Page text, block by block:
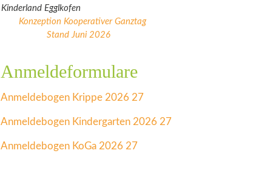
Kinderland Egglkofen
Konzeption Kooperativer Ganztag
Stand Juni 2026
Anmeldeformulare
Anmeldebogen Krippe 2026 27
Anmeldebogen Kindergarten 2026 27
Anmeldebogen KoGa 2026 27